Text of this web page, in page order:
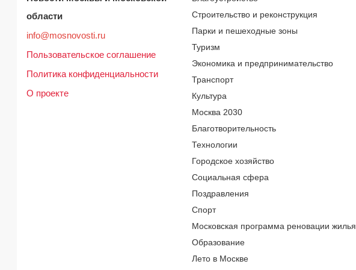
области
info@mosnovosti.ru
Пользовательское соглашение
Политика конфиденциальности
О проекте
Строительство и реконструкция
Парки и пешеходные зоны
Туризм
Экономика и предпринимательство
Транспорт
Культура
Москва 2030
Благотворительность
Технологии
Городское хозяйство
Социальная сфера
Поздравления
Спорт
Московская программа реновации жилья
Образование
Лето в Москве